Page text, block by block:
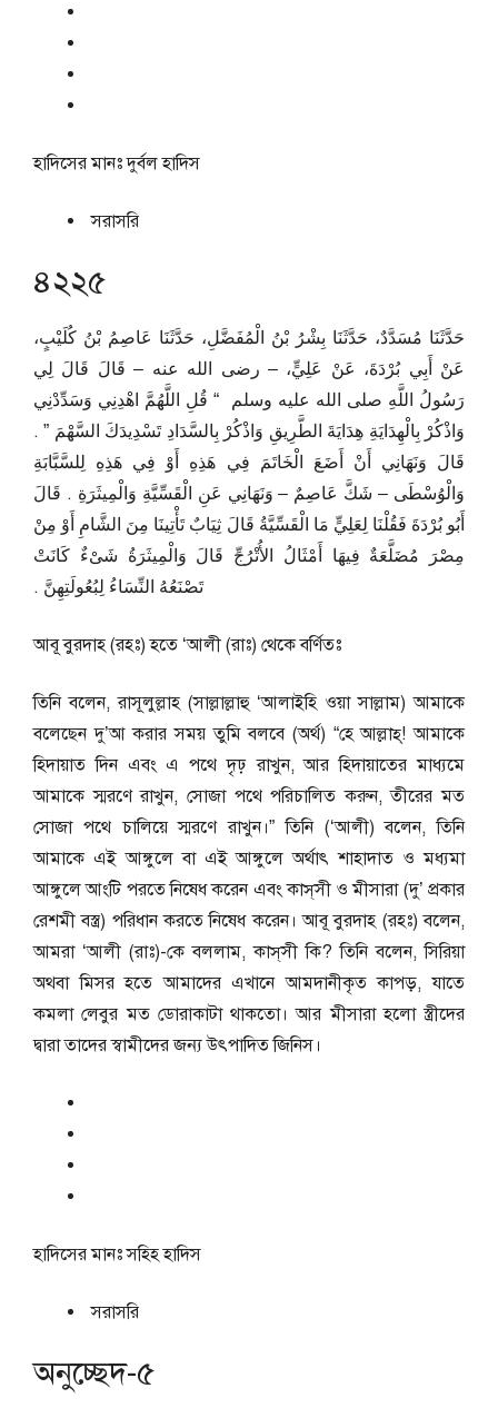
হাদিসের মানঃদুর্বল হাদিস
সরাসরি
৪২২৫
حَدَّثَنَا مُسَدَّدٌ، حَدَّثَنَا بِشْرُ بْنُ الْمُفَضَّلِ، حَدَّثَنَا عَاصِمُ بْنُ كُلَيْبٍ،
عَنْ أَبِي بُرْدَةَ، عَنْ عَلِيٍّ، – رضى الله عنه – قَالَ قَالَ لِي
رَسُولُ اللَّهِ صلى الله عليه وسلم ‏ “‏ قُلِ اللَّهُمَّ اهْدِنِي وَسَدِّدْنِي
وَاذْكُرْ بِالْهِدَايَةِ هِدَايَةَ الطَّرِيقِ وَاذْكُرْ بِالسَّدَادِ تَسْدِيدَكَ السَّهْمَ ‏”‏ ‏.‏
قَالَ وَنَهَانِي أَنْ أَضَعَ الْخَاتَمَ فِي هَذِهِ أَوْ فِي هَذِهِ لِلسَّبَّابَةِ
وَالْوُسْطَى – شَكَّ عَاصِمٌ – وَنَهَانِي عَنِ الْقَسِّيَّةِ وَالْمِيثَرَةِ ‏.‏ قَالَ
أَبُو بُرْدَةَ فَقُلْنَا لِعَلِيٍّ مَا الْقَسِّيَّةُ قَالَ ثِيَابٌ تَأْتِينَا مِنَ الشَّامِ أَوْ مِنْ
مِصْرَ مُضَلَّعَةٌ فِيهَا أَمْثَالُ الأُتْرُجِّ قَالَ وَالْمِيثَرَةُ شَىْءٌ كَانَتْ
تَصْنَعُهُ النِّسَاءُ لِبُعُولَتِهِنَّ ‏.‏
আবূ বুরদাহ (রহঃ) হতে ‘আলী (রাঃ) থেকে বর্ণিতঃ
তিনি বলেন, রাসূলুল্লাহ (সাল্লাল্লাহু ‘আলাইহি ওয়া সাল্লাম) আমাকে
বলেছেন দু’আ করার সময় তুমি বলবে (অর্থ) “হে আল্লাহ্‌! আমাকে
হিদায়াত দিন এবং এ পথে দৃঢ় রাখুন, আর হিদায়াতের মাধ্যমে
আমাকে স্মরণে রাখুন, সোজা পথে পরিচালিত করুন, তীরের মত
সোজা পথে চালিয়ে স্মরণে রাখুন।” তিনি (‘আলী) বলেন, তিনি
আমাকে এই আঙ্গুলে বা এই আঙ্গুলে অর্থাৎ শাহাদাত ও মধ্যমা
আঙ্গুলে আংটি পরতে নিষেধ করেন এবং কাস্‌সী ও মীসারা (দু’ প্রকার
রেশমী বস্ত্র) পরিধান করতে নিষেধ করেন। আবূ বুরদাহ (রহঃ) বলেন,
আমরা ‘আলী (রাঃ)-কে বললাম, কাস্‌সী কি? তিনি বলেন, সিরিয়া
অথবা মিসর হতে আমাদের এখানে আমদানীকৃত কাপড়, যাতে
কমলা লেবুর মত ডোরাকাটা থাকতো। আর মীসারা হলো স্ত্রীদের
দ্বারা তাদের স্বামীদের জন্য উৎপাদিত জিনিস।
হাদিসের মানঃসহিহ হাদিস
সরাসরি
অনুচ্ছেদ-৫